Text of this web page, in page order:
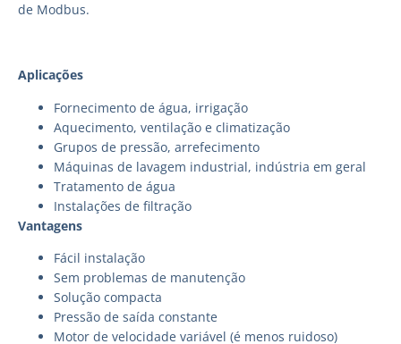
de Modbus.
Aplicações
Fornecimento de água, irrigação
Aquecimento, ventilação e climatização
Grupos de pressão, arrefecimento
Máquinas de lavagem industrial, indústria em geral
Tratamento de água
Instalações de filtração
Vantagens
Fácil instalação
Sem problemas de manutenção
Solução compacta
Pressão de saída constante
Motor de velocidade variável (é menos ruidoso)